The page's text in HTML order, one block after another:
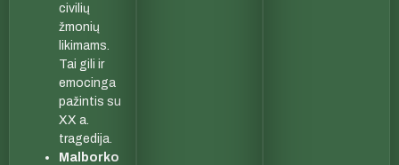
civilių
žmonių
likimams.
Tai gili ir
emocinga
pažintis su
XX a.
tragedija.
Malborko